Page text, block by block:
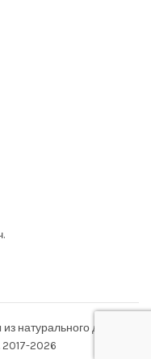
натурального дерева.
2026